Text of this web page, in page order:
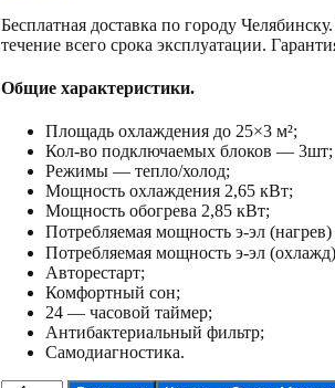
Бесплатная доставка по городу
течение всего срока эксплуатации.
Общие характеристики.
Площадь охлаждения до 25×3 м²;
Кол-во подключаемых блоков — 3шт;
Режимы — тепло/холод;
Мощность охлаждения 2,65 кВт;
Мощность обогрева 2,85 кВт;
Потребляемая мощность э-эл (нагрев)
Потребляемая мощность э-эл
Авторестарт;
Комфортный сон;
24 — часовой таймер;
Антибактериальный фильтр;
Самодиагностика.